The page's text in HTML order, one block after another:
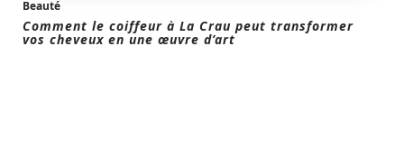
Beauté
Comment le coiffeur à La Crau peut transformer
vos cheveux en une œuvre d’art